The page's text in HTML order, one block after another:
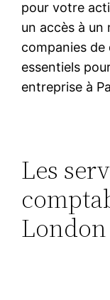
pour votre
un accès à un
companies
essentiels
entreprise à
Les
London